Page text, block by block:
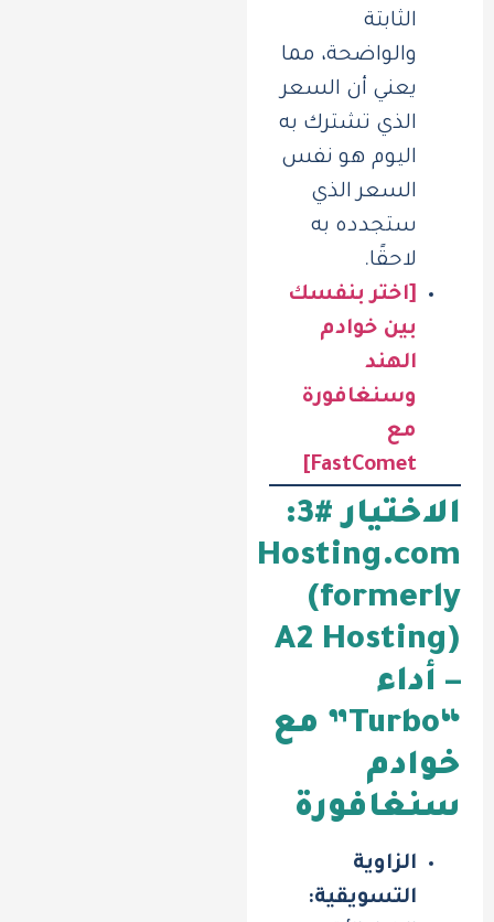
الثابتة
والواضحة، مما
يعني أن السعر
الذي تشترك به
اليوم هو نفس
السعر الذي
ستجدده به
لاحقًا.
[اختر بنفسك
بين خوادم
الهند
وسنغافورة
مع
FastComet]
الاختيار #3:
Hosting.com
(formerly
A2 Hosting)
– أداء
“Turbo” مع
خوادم
سنغافورة
الزاوية
التسويقية: